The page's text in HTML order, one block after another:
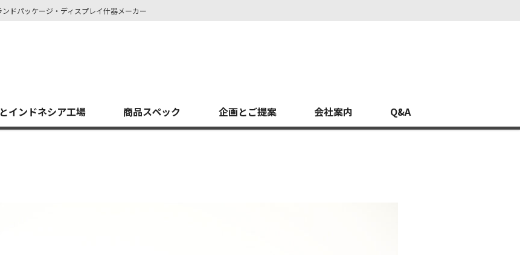
ドパッケージ・ディスプレイ什器メーカー
インドネシア工場 商品スペック 企画とご提案 会社案内 Q&A